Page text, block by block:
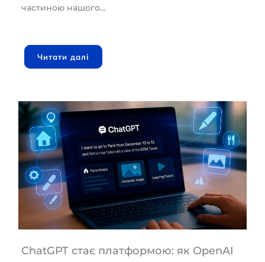
частиною нашого…
Читати далі
ChatGPT стає платформою: як OpenAI